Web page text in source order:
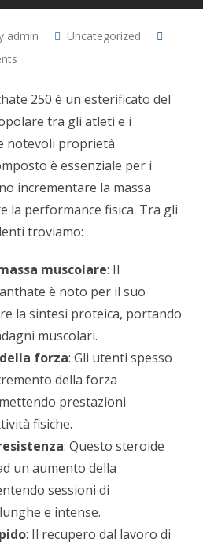
admin
Uncategorized
250 è un esterificato del
tra gli atleti e i
notevoli proprietà
è essenziale per i
incrementare la massa
la performance fisica. Tra gli
troviamo:
muscolare: Il
è noto per il suo
la sintesi proteica, portando
muscolari.
forza: Gli utenti spesso
della forza
prestazioni
fisiche.
: Questo steroide
un aumento della
sessioni di
e intense.
: Il recupero dal lavoro di